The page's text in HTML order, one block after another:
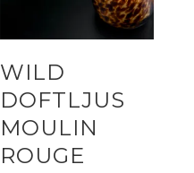
WILD
DOFTLJUS
MOULIN
ROUGE